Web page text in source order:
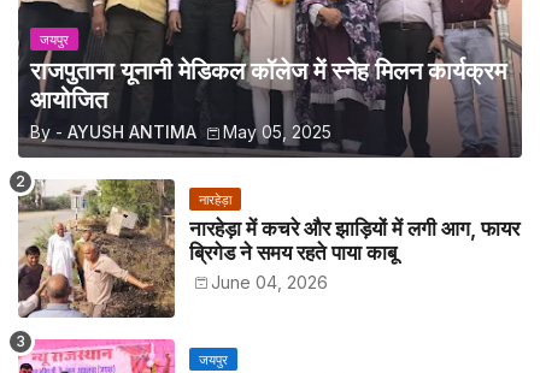
जयपुर
राजपुताना यूनानी मेडिकल कॉलेज में स्नेह मिलन कार्यक्रम
आयोजित
By - AYUSH ANTIMA May 05, 2025
नारहेड़ा
नारहेड़ा में कचरे और झाड़ियों में लगी आग, फायर
ब्रिगेड ने समय रहते पाया काबू
June 04, 2026
जयपुर